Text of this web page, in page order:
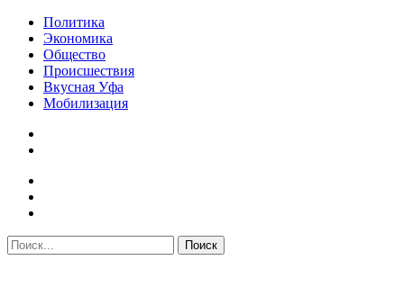
Политика
Экономика
Общество
Происшествия
Вкусная Уфа
Мобилизация